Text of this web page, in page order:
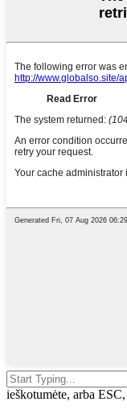
ieškotumėte, arba